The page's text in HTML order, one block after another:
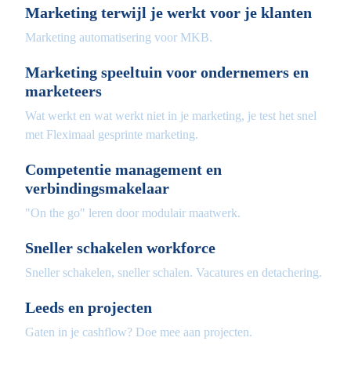
Marketing terwijl je werkt voor je klanten
Marketing automatisering voor MKB.
Marketing speeltuin voor ondernemers en
marketeers
Wat werkt en wat werkt niet in je marketing, je test het snel
met Fleximaal gesprinte marketing.
Competentie management en
verbindingsmakelaar
"On the go" leren door modulair maatwerk.
Sneller schakelen workforce
Sneller schakelen, sneller schalen. Vacatures en detachering.
Leeds en projecten
Gaten in je cashflow? Doe mee aan projecten.